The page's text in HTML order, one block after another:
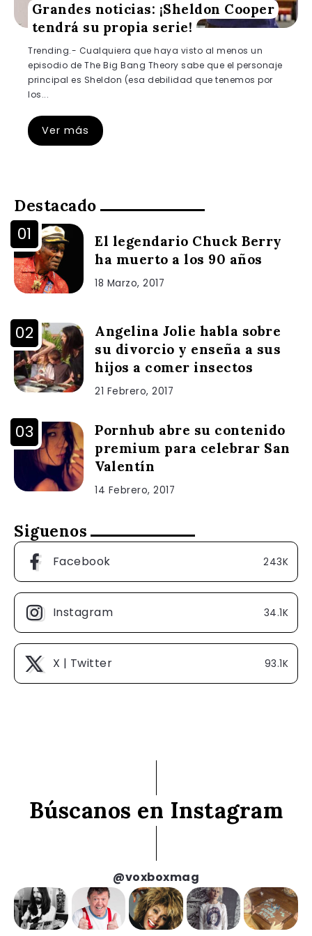
Grandes noticias: ¡Sheldon Cooper
tendrá su propia serie!
Trending.- Cualquiera que haya visto al menos un
episodio de The Big Bang Theory sabe que el personaje
principal es Sheldon (esa debilidad que tenemos por
los...
Ver más
Destacado
El legendario Chuck Berry
ha muerto a los 90 años
18 Marzo, 2017
Angelina Jolie habla sobre
su divorcio y enseña a sus
hijos a comer insectos
21 Febrero, 2017
Pornhub abre su contenido
premium para celebrar San
Valentín
14 Febrero, 2017
Siguenos
Facebook 243K
Instagram 34.1K
X | Twitter 93.1K
Búscanos en Instagram
@voxboxmag